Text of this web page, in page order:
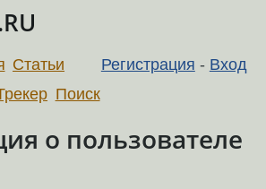
Регистрация - Вход
Статьи
Поиск
о пользователе